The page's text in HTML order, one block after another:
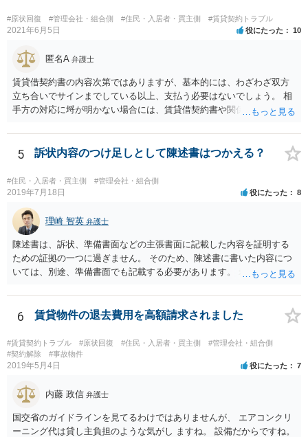
#原状回復 #管理会社・組合側 #住民・入居者・買主側 #賃貸契約トラブル
2021年6月5日 役にたった 10
匿名A 弁護士
賃貸借契約書の内容次第ではありますが、基本的には、わざわざ双方
立ち合いでサインまでしている以上、支払う必要はないでしょう。 相
手方の対応に埒が明かない場合には、賃貸借契約書や関係資料を個別
す。
5 訴状内容のつけ足しとして陳述書はつかえる？
#住民・入居者・買主側 #管理会社・組合側
2019年7月18日 役にたった 8
理崎 智英 弁護士
陳述書は、訴状、準備書面などの主張書面に記載した内容を証明する
ための証拠の一つに過ぎません。 そのため、陳述書に書いた内容につ
いては、別途、準備書面でも記載する必要があります。 裁判所は弁論
合もありますが、 基本的には、主張書面で主張する必要があるという
ことになります。
6 賃貸物件の退去費用を高額請求されました
#賃貸契約トラブル #原状回復 #住民・入居者・買主側
#管理会社・組合側
#契約解除
#事故物件
2019年5月4日 役にたった 7
内藤 政信 弁護士
国交省のガイドラインを見てるわけではありませんが、 エアコンクリ
ーニング代は貸し主負担のような気がし ますね。 設備だからですね。